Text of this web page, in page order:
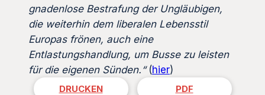
gnadenlose Bestrafung der Ungläubigen,
die weiterhin dem liberalen Lebensstil
Europas frönen, auch eine
Entlastungshandlung, um Busse zu leisten
für die eigenen Sünden.“(hier)
DRUCKEN PDF